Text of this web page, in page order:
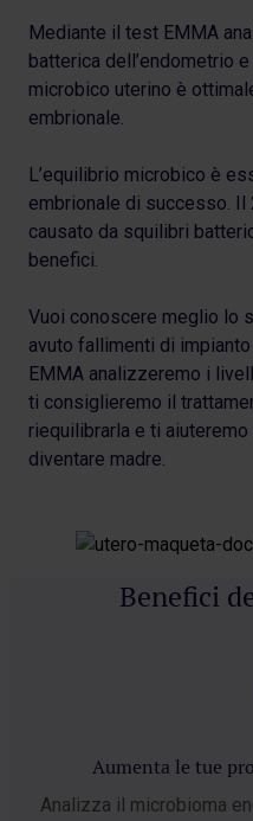
Mediante il test EMMA
batterica dell’endometrio
microbico uterino è
embrionale.
L’equilibrio microbico è
embrionale di successo.
causato da squilibri
benefici.
Vuoi conoscere meglio lo
avuto fallimenti di
EMMA analizzeremo i
ti consiglieremo il
riequilibrarla e ti
diventare madre.
Benefici
Aumenta le tue
Analizza il microbioma